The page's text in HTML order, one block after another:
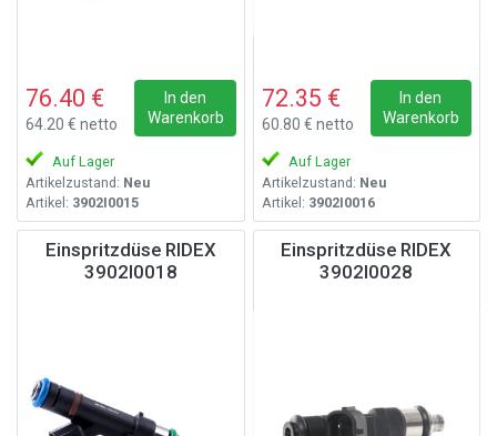
76.40 €
64.20 € netto
In den
Warenkorb
Auf Lager
Artikelzustand: Neu
Artikel: 3902I0015
72.35 €
60.80 € netto
In den
Warenkorb
Auf Lager
Artikelzustand: Neu
Artikel: 3902I0016
Einspritzdüse RIDEX
3902I0018
Einspritzdüse RIDEX
3902I0028